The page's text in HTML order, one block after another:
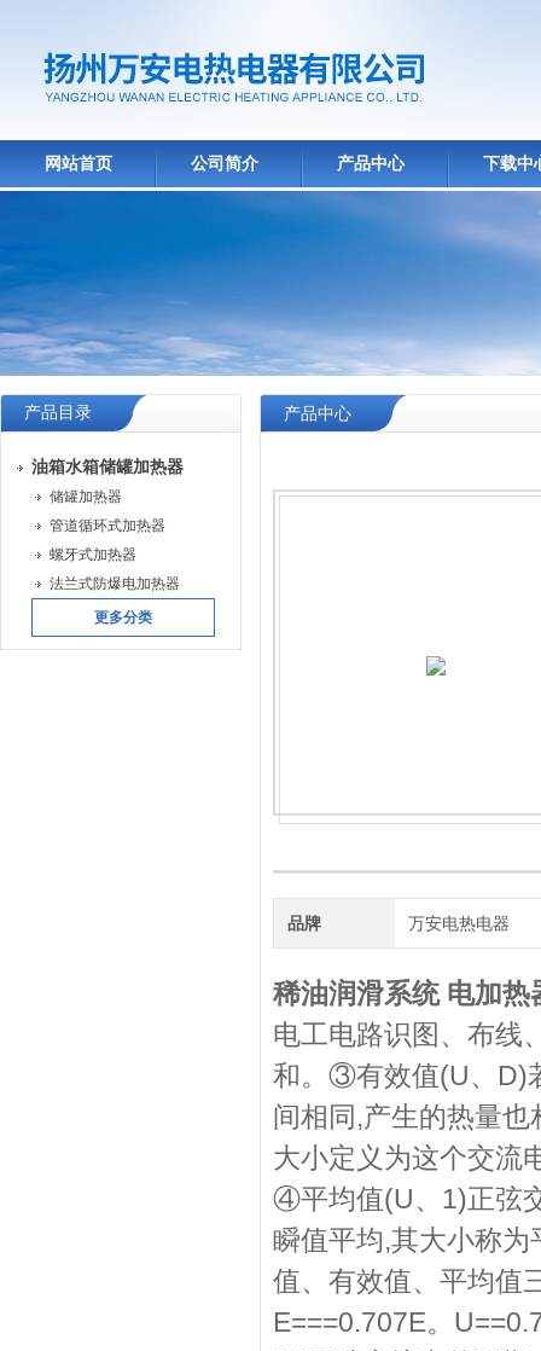
网站首页 公司简介 产品中心 下载中
产品目录
油箱水箱储罐加热器
储罐加热器
管道循环式加热器
螺牙式加热器
法兰式防爆电加热器
更多分类
产品中心
品牌 万安电热电器
稀油润滑系统 电加
电工电路识图、布线
和。③有效值(U、D)
间相同,产生的热量
大小定义为这个交流
④平均值(U、1)正弦
瞬值平均,其大小称
值、有效值、平均值
E===0.707E。